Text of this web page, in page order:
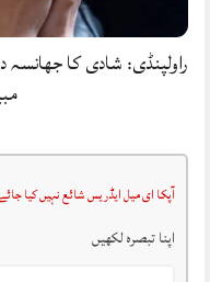
راولپنڈی: شادی کا
آپکا ای میل ایڈریس شائع نہیں کیا
اپنا تبصرہ لکھیں